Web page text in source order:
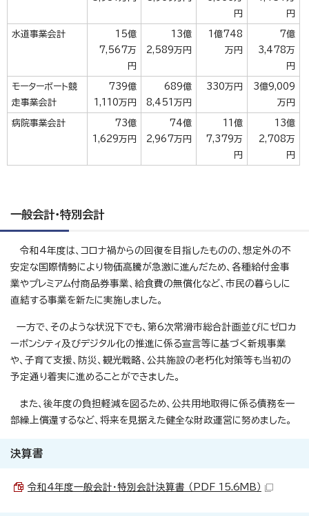
円
円
水道事業会計
15億
7,567万
円
13億
2,589万円
1億748
万円
7億
3,478万
円
モーターボート競
走事業会計
739億
1,110万円
689億
8,451万円
330万円
3億9,009
万円
病院事業会計
73億
1,629万円
74億
2,967万円
11億
7,379万
円
13億
2,708万
円
一般会計・特別会計
令和4年度は、コロナ禍からの回復を目指したものの、想定外の不
安定な国際情勢により物価高騰が急激に進んだため、各種給付金事
業やプレミアム付商品券事業、給食費の無償化など、市民の暮らしに
直結する事業を新たに実施しました。
一方で、そのような状況下でも、第6次常滑市総合計画並びにゼロカ
ーボンシティ及びデジタル化の推進に係る宣言等に基づく新規事業
や、子育て支援、防災、観光戦略、公共施設の老朽化対策等も当初の
予定通り着実に進めることができました。
また、後年度の負担軽減を図るため、公共用地取得に係る債務を一
部繰上償還するなど、将来を見据えた健全な財政運営に努めました。
決算書
令和4年度一般会計・特別会計決算書 （PDF 15.6MB）